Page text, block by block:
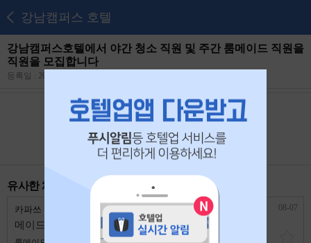
강남캠퍼스 호텔
강남캠퍼스호텔에서 야간 청소 직원 및 주간 룸메이드 직원을
직원을 모집합니다
등록일 : 2026/06/02
본 공고는2026년 06월 21일 에 마감되었습니다.
유사한 채용 리스트
카파쓰 관광호텔 서울 강남구
메이드 공고(주5일)
08-07